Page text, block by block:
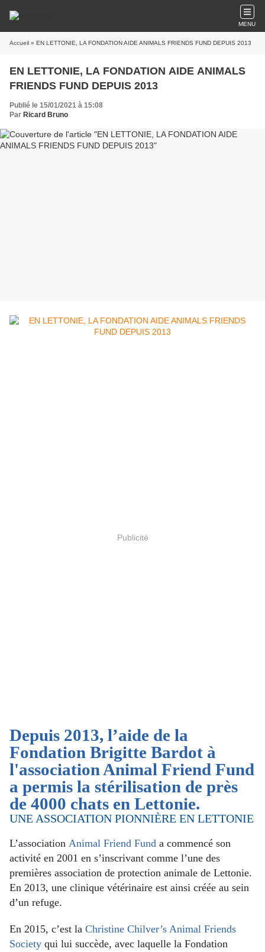
MENU
Accueil » EN LETTONIE, LA FONDATION AIDE ANIMALS FRIENDS FUND DEPUIS 2013
EN LETTONIE, LA FONDATION AIDE ANIMALS
FRIENDS FUND DEPUIS 2013
Publié le 15/01/2021 à 15:08
Par Ricard Bruno
Publicité
Depuis 2013, l’aide de la
Fondation Brigitte Bardot à
l'association Animal Friend Fund
a permis la stérilisation de près
de 4000 chats en Lettonie.
UNE ASSOCIATION PIONNIÈRE EN LETTONIE
L’association Animal Friend Fund a commencé son
activité en 2001 en s’inscrivant comme l’une des
premières association de protection animale de Lettonie.
En 2013, une clinique vétérinaire est ainsi créée au sein
d’un refuge.
En 2015, c’est la Christine Chilver’s Animal Friends
Society qui lui succède, avec laquelle la Fondation